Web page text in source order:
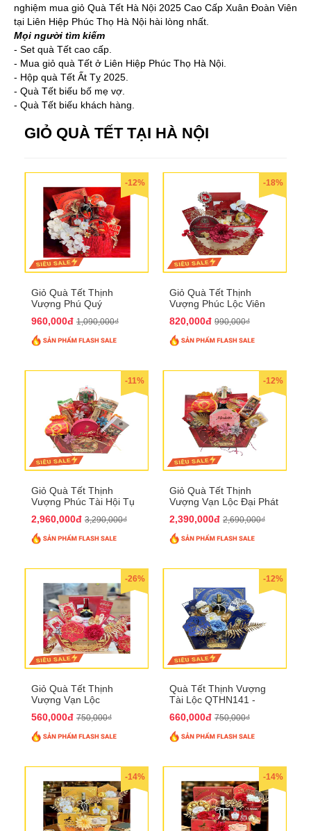
nghiệm mua giỏ Quà Tết Hà Nội 2025 Cao Cấp Xuân Đoàn Viên
tại Liên Hiệp Phúc Thọ Hà Nội hài lòng nhất.
Mọi người tìm kiếm
- Set quà Tết cao cấp.
- Mua giỏ quà Tết ở Liên Hiệp Phúc Thọ Hà Nội.
- Hộp quà Tết Ất Tỵ 2025.
- Quà Tết biếu bố mẹ vợ.
- Quà Tết biếu khách hàng.
GIỎ QUÀ TẾT TẠI HÀ NỘI
-12%
Giỏ Quà Tết Thịnh
Vượng Phú Quý
960,000đ 1,090,000₫
-18%
Giỏ Quà Tết Thịnh
Vượng Phúc Lộc Viên
820,000đ 990,000₫
-11%
Giỏ Quà Tết Thịnh
Vượng Phúc Tài Hội Tụ
2,960,000đ 3,290,000₫
-12%
Giỏ Quà Tết Thịnh
Vượng Vạn Lộc Đại Phát
2,390,000đ 2,690,000₫
-26%
Giỏ Quà Tết Thịnh
Vượng Vạn Lộc
560,000đ 750,000₫
-12%
Quà Tết Thịnh Vượng
Tài Lộc QTHN141 -
Thịnh Vượng
660,000đ 750,000₫
-14% -14%